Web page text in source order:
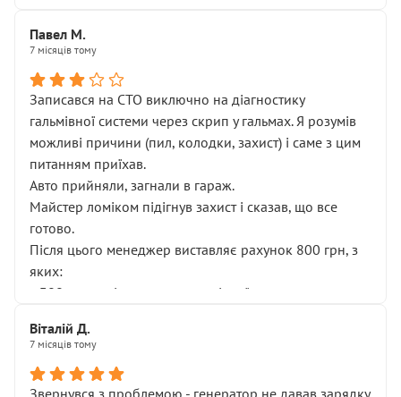
Павел М.
7 місяців тому
Записався на СТО виключно на діагностику
гальмівної системи через скрип у гальмах. Я розумів
можливі причини (пил, колодки, захист) і саме з цим
питанням приїхав.
Авто прийняли, загнали в гараж.
Майстер ломіком підігнув захист і сказав, що все
готово.
Після цього менеджер виставляє рахунок 800 грн, з
яких:
• 300 грн — діагностика гальмівної системи
НЕ погоджував
послуга. Тим більше, я був поруч і жодної реальної
Віталій Д.
7 місяців тому
Звернувся з проблемою - генератор не давав зарядку